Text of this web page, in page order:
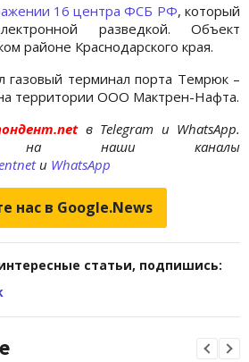
16 центра ФСБ РФ, который
разведкой. Объект
районе Краснодарского края.
газовый терминал порта Темрюк –
территории ООО Мактрен-Нафта.
в Telegram и WhatsApp.
на наши каналы
и WhatsApp
нас в Google.News
статьи, подпишись: